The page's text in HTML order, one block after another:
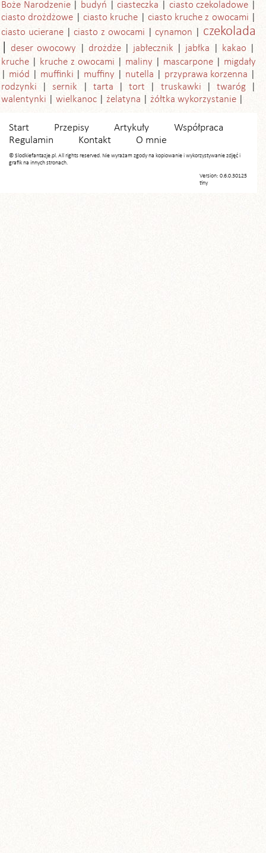
Boże Narodzenie budyń ciasteczka
ciasto czekoladowe
ciasto drożdżowe
ciasto kruche
ciasto kruche z owocami
ciasto ucierane
ciasto z owocami cynamon czekolada
deser owocowy drożdże jabłecznik jabłka
kakao
kruche
kruche z owocami maliny mascarpone
migdały
miód
muffinki muffiny nutella
przyprawa korzenna
rodzynki
sernik tarta tort truskawki
twaróg
walentynki
wielkanoc żelatyna żółtka wykorzystanie
Start Przepisy Artykuły
Współpraca
Regulamin
Kontakt O mnie
© Slodkiefantazje.pl. All rights reserved. Nie wyrażam zgody na kopiowanie i wykorzystywanie zdjęć i
grafik na innych stronach.
Version: 0.6.0.30125
tiny